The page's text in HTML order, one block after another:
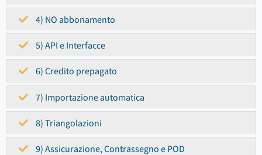
4) NO abbonamento
5) API e Interfacce
6) Credito prepagato
7) Importazione automatica
8) Triangolazioni
9) Assicurazione, Contrassegno e POD